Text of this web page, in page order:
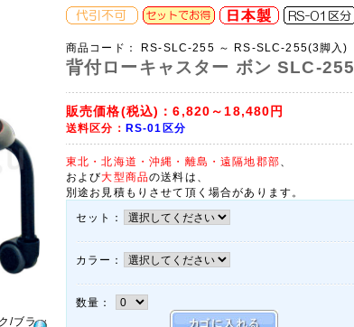
/ブラッ
商品コード： RS-SLC-255 ～ RS-SLC-255(3脚入)
背付ローキャスター ボン SLC-255
販売価格(税込)：6,820～18,480円
送料区分： RS-01区分
東北・北海道・沖縄・離島・遠隔地郡部
および大型商品の送料は、
別途お見積もりさせて頂く場合があります。
セット：
カラー：
数量：